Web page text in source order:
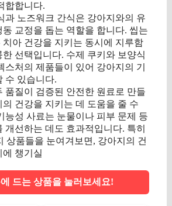
합합니다.
과 노즈워크 간식은 강아지와의 유
교정을 돕는 역할을 합니다. 씹는
치아 건강을 지키는 동시에 지루함
선택입니다. 수제 쿠키와 보양식
스처의 제품들이 있어 강아지의 기
수 있습니다.
품질이 검증된 안전한 원료로 만들
건강을 지키는 데 도움을 줄 수
능성 사료는 눈물이나 피부 문제 등
개선하는 데도 효과적입니다. 특히
상품들을 눈여겨보면, 강아지의 건
에 챙기실
드는 상품을 눌러보세요!